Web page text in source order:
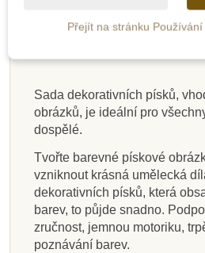
Skladem
Sentosphere
Sablimage: Pískové
obrázky - Jednorožci
445 Kč
Skladem
Mandaly pro děti
Samolepicí šablona
na pískování -
Chameleon 20x15
cm
139 Kč 174 Kč
Na dotaz
Sentosphere Třpytivé
pískování - Princezny
světa
385 Kč
Skladem
Sentosphere
Sablimage: Pískové
obrázky - Zvířata z
farmy
445 Kč
Sada dekorativních písků,
obrázků, je ideální pro
dospělé.
Tvořte barevné pískové
vzniknout krásná umělecká
dekorativních písků, která
barev, to půjde snadno.
zručnost, jemnou motoriku,
poznávání barev.
Přejít na stránku